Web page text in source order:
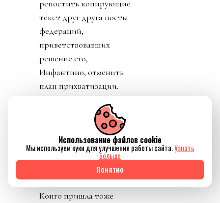
отрыв диктатора от
диктаторы так похожи
День 8. Понедельник. А
где же главный
«папочка» лысого из
ФИФА? А он не
отвечает на звонки. А на
заседатель в белом доме
Использование файлов cookie
Мы используем куки для улучшения работы сайта.Узнать
больше
Понятно